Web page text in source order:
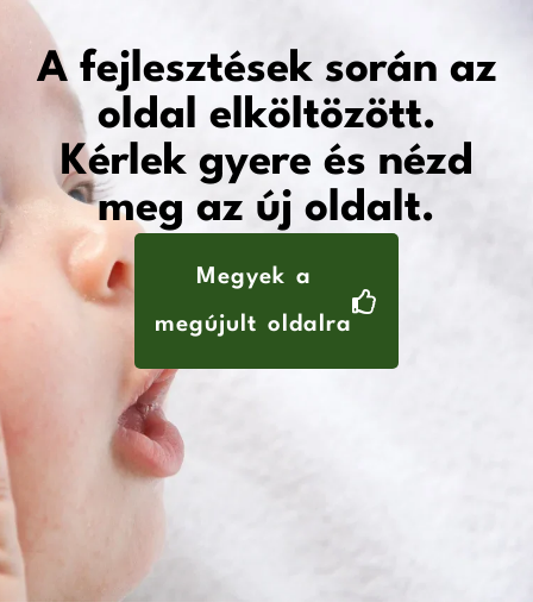
A fejlesztések során az
oldal elköltözött.
Kérlek gyere és nézd
meg az új oldalt.
Megyek a
megújult oldalra